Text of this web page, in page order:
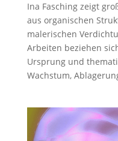
Ina Fasching zeigt
aus organischen
malerischen
Arbeiten beziehen
Ursprung und
Wachstum,